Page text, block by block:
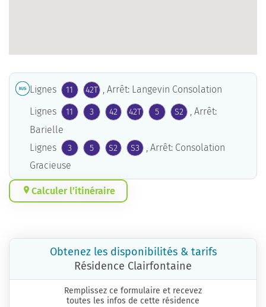
Lignes 11 42T , Arrêt: Langevin Consolation
Lignes
11 3 42 42T 5 S2
, Arrêt:
Barielle
Lignes
3 5 S2 S3
, Arrêt: Consolation
Gracieuse
Calculer l’itinéraire
Obtenez les disponibilités & tarifs
Résidence Clairfontaine
Remplissez ce formulaire et recevez
toutes les infos de cette résidence